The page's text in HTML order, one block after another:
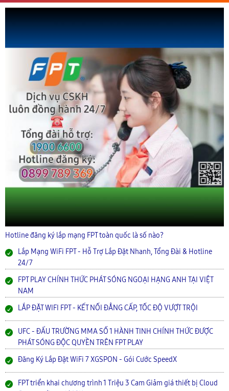
Hotline đăng ký lắp mạng FPT toàn quốc là số nào?
Lắp Mạng WiFi FPT - Hỗ Trợ Lắp Đặt Nhanh, Tổng Đài & Hotline
24/7
FPT PLAY CHÍNH THỨC PHÁT SÓNG NGOẠI HẠNG ANH TẠI VIỆT
NAM
LẮP ĐẶT WIFI FPT - KẾT NỐI ĐẲNG CẤP, TỐC ĐỘ VƯỢT TRỘI
UFC - ĐẤU TRƯỜNG MMA SỐ 1 HÀNH TINH CHÍNH THỨC ĐƯỢC
PHÁT SÓNG ĐỘC QUYỀN TRÊN FPT PLAY
Đăng Ký Lắp Đặt WiFi 7 XGSPON - Gói Cước SpeedX
FPT triển khai chương trình 1 Triệu 3 Cam Giảm giá thiết bị Cloud